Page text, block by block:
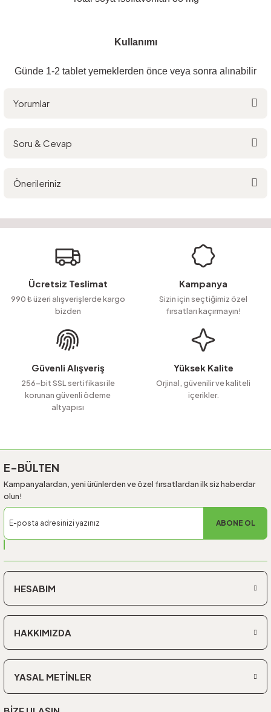
Kullanımı
Günde 1-2 tablet yemeklerden önce veya sonra alınabilir
Yorumlar
Soru & Cevap
Soru Sor
Önerileriniz
Görüş ve önerileriniz için teşekkür ederiz.
Ürün resmi kalitesiz, bozuk veya görüntülenemiyor.
Ürün açıklamasında eksik bilgiler bulunuyor.
Ürün bilgilerinde hatalar bulunuyor.
Ürün fiyatı diğer sitelerden daha pahalı.
Bu ürüne benzer farklı alternatifler olmalı.
Ücretsiz Teslimat
990 ₺ üzeri alışverişlerde kargo
bizden
Kampanya
Sizin için seçtiğimiz özel
fırsatları kaçırmayın!
Güvenli Alışveriş
256-bit SSL sertifikası ile
korunan güvenli ödeme
altyapısı
Yüksek Kalite
Orjinal, güvenilir ve kaliteli
içerikler.
E-BÜLTEN
Kampanyalardan, yeni ürünlerden ve özel fırsatlardan ilk siz haberdar
olun!
ABONE OL
HESABIM
HAKKIMIZDA
YASAL METİNLER